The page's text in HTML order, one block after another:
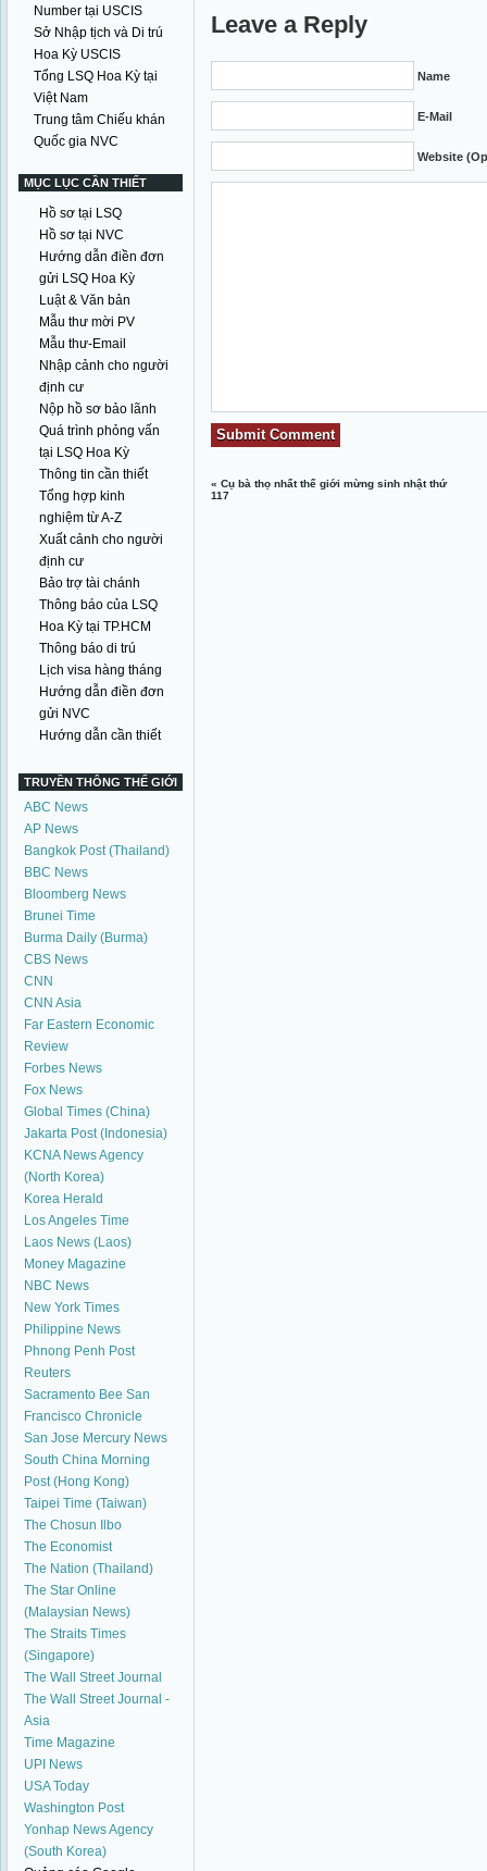
Number tại USCIS
Sở Nhập tịch và Di trú
Hoa Kỳ USCIS
Tổng LSQ Hoa Kỳ tại
Việt Nam
Trung tâm Chiếu khán
Quốc gia NVC
MỤC LỤC CẦN THIẾT
Hồ sơ tại LSQ
Hồ sơ tại NVC
Hướng dẫn điền đơn
gửi LSQ Hoa Kỳ
Luật & Văn bản
Mẫu thư mời PV
Mẫu thư-Email
Nhập cảnh cho người
định cư
Nộp hồ sơ bảo lãnh
Quá trình phỏng vấn
tại LSQ Hoa Kỳ
Thông tin cần thiết
Tổng hợp kinh
nghiệm từ A-Z
Xuất cảnh cho người
định cư
Bảo trợ tài chánh
Thông báo của LSQ
Hoa Kỳ tại TP.HCM
Thông báo di trú
Lịch visa hàng tháng
Hướng dẫn điền đơn
gửi NVC
Hướng dẫn cần thiết
TRUYỀN THÔNG THẾ GIỚI
ABC News
AP News
Bangkok Post (Thailand)
BBC News
Bloomberg News
Brunei Time
Burma Daily (Burma)
CBS News
CNN
CNN Asia
Far Eastern Economic
Review
Forbes News
Fox News
Global Times (China)
Jakarta Post (Indonesia)
KCNA News Agency
(North Korea)
Korea Herald
Los Angeles Time
Laos News (Laos)
Money Magazine
NBC News
New York Times
Philippine News
Phnong Penh Post
Reuters
Sacramento Bee San
Francisco Chronicle
San Jose Mercury News
South China Morning
Post (Hong Kong)
Taipei Time (Taiwan)
The Chosun Ilbo
The Economist
The Nation (Thailand)
The Star Online
(Malaysian News)
The Straits Times
(Singapore)
The Wall Street Journal
The Wall Street Journal -
Asia
Time Magazine
UPI News
USA Today
Washington Post
Yonhap News Agency
(South Korea)
Leave a Reply
Name
E-Mail
Website
«Cụ bà thọ nhất thế giới mừng sinh nhật thứ
117